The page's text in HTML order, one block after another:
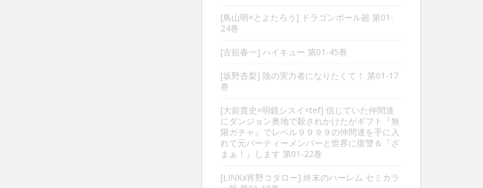
[鳥山明×とよたろう] ドラゴンボール超 第01-
24巻
[古舘春一] ハイキュー 第01-45巻
[坂野杏梨] 陰の実力者になりたくて！ 第01-17
巻
[大前貴史×明鏡シスイ×tef] 信じていた仲間達
にダンジョン奥地で殺されかけたがギフト『無
限ガチャ』でレベル９９９９の仲間達を手に入
れて元パーティーメンバーと世界に復讐＆『ざ
まぁ！』します 第01-22巻
[LINKx宵野コタロー] 終末のハーレム セミカラ